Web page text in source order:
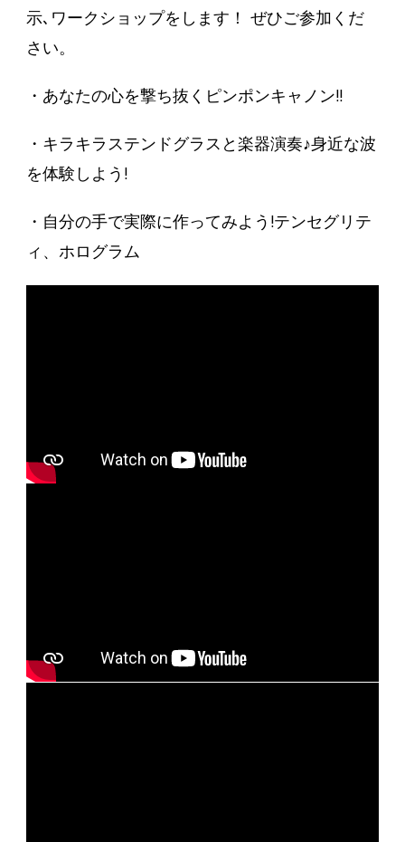
示､ワークショップをします！ ぜひご参加くだ
さい。
・あなたの心を撃ち抜くピンポンキャノン!!
・キラキラステンドグラスと楽器演奏♪身近な波
を体験しよう!
・自分の手で実際に作ってみよう!テンセグリテ
ィ、ホログラム